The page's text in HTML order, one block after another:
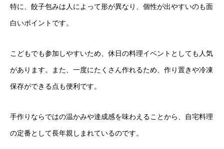
特に、餃子包みは人によって形が異なり、個性が出やすいのも面
白いポイントです。
こどもでも参加しやすいため、休日の料理イベントとしても人気
があります。また、一度にたくさん作れるため、作り置きや冷凍
保存ができる点も便利です。
手作りならではの温かみや達成感を味わえることから、自宅料理
の定番として長年親しまれているのです。